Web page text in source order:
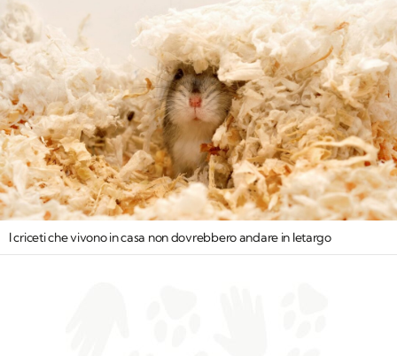
I criceti che vivono in casa non dovrebbero andare in letargo